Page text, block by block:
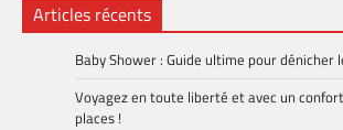
Articles récents
Baby Shower : Guide ultime pour dénicher
Voyagez en toute liberté et avec un
places !